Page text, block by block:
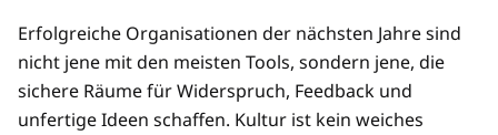
Erfolgreiche Organisationen der nächsten Jahre sind
nicht jene mit den meisten Tools, sondern jene, die
sichere Räume für Widerspruch, Feedback und
unfertige Ideen schaffen. Kultur ist kein weiches